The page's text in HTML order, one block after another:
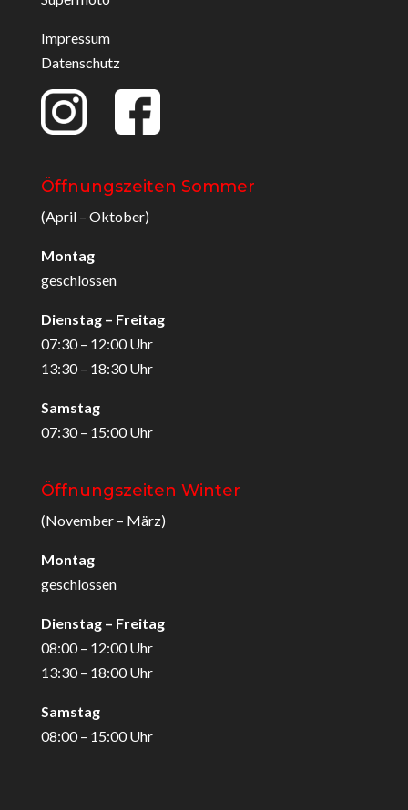
Impressum
Datenschutz
Öffnungszeiten Sommer
(April – Oktober)
Montag
geschlossen
Dienstag – Freitag
07:30 – 12:00 Uhr
13:30 – 18:30 Uhr
Samstag
07:30 – 15:00 Uhr
Öffnungszeiten Winter
(November – März)
Montag
geschlossen
Dienstag – Freitag
08:00 – 12:00 Uhr
13:30 – 18:00 Uhr
Samstag
08:00 – 15:00 Uhr